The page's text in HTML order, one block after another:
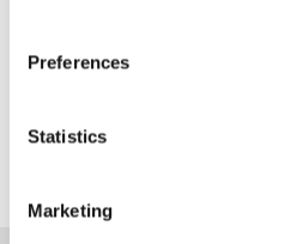
Preferences
Statistics
Marketing